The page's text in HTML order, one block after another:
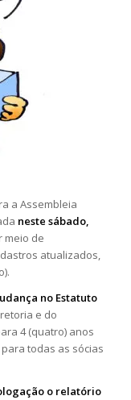
a Assembleia
neste sábado,
de
atualizados,
no Estatuto
e do
4 (quatro) anos
todas as sócias
o relatório